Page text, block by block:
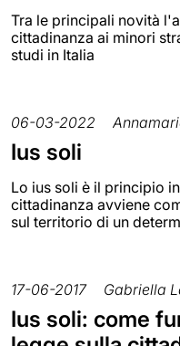
Tra le principali novità
cittadinanza ai minori
studi in Italia
06-03-2022
Ius soli
Lo ius soli è il principio
cittadinanza avviene
sul territorio di un
17-06-2017 Gabriella
Ius soli: come